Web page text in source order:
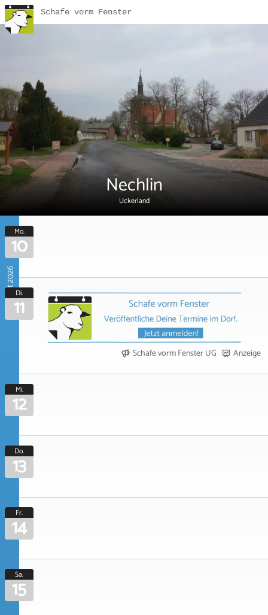
Schafe vorm Fenster
Nechlin
Uckerland
August 2026
Mo.
10
Di.
11
Schafe vorm Fenster UG Anzeige
Mi.
12
Do.
13
Fr.
14
Sa.
15